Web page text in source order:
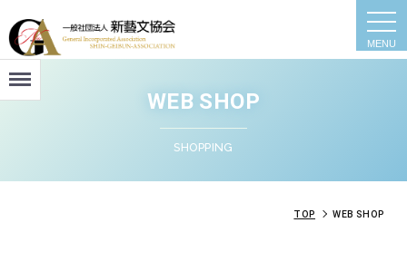
WEB SHOP
SHOPPING
TOP WEB SHOP
Menu